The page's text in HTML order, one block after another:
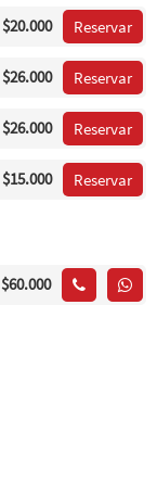
$20.000 Reservar
$26.000 Reservar
$26.000 Reservar
$15.000 Reservar
$60.000